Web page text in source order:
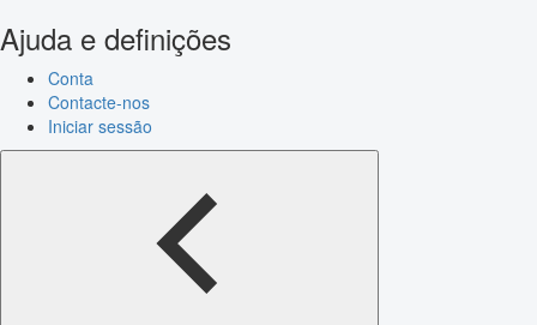
Ajuda e definições
Conta
Contacte-nos
Iniciar sessão